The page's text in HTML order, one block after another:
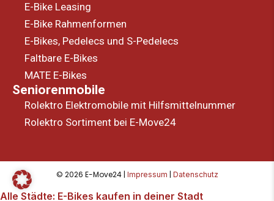
E-Bike Leasing
E-Bike Rahmenformen
E-Bikes, Pedelecs und S-Pedelecs
Faltbare E-Bikes
MATE E-Bikes
Seniorenmobile
Rolektro Elektromobile mit Hilfsmittelnummer
Rolektro Sortiment bei E-Move24
© 2026 E-Move24 | Impressum | Datenschutz
Alle Städte: E-Bikes kaufen in deiner Stadt